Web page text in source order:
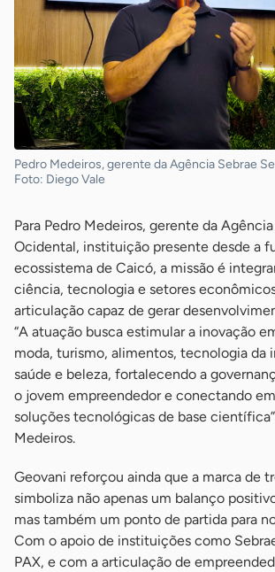
Pedro Medeiros, gerente da Agência Sebrae
Foto: Diego Vale
Para Pedro Medeiros, gerente da
Ocidental, instituição presente desde a
ecossistema de Caicó, a missão é
ciência, tecnologia e setores
articulação capaz de gerar
“A atuação busca estimular a inovação
moda, turismo, alimentos, tecnologia da
saúde e beleza, fortalecendo a
o jovem empreendedor e conectando
soluções tecnológicas de base
Medeiros.
Geovani reforçou ainda que a marca de
simboliza não apenas um balanço
mas também um ponto de partida para
Com o apoio de instituições como
PAX, e com a articulação de